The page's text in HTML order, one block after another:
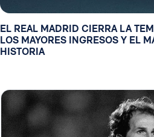
EL REAL MADRID CIERRA LA
LOS MAYORES INGRESOS Y EL
HISTORIA